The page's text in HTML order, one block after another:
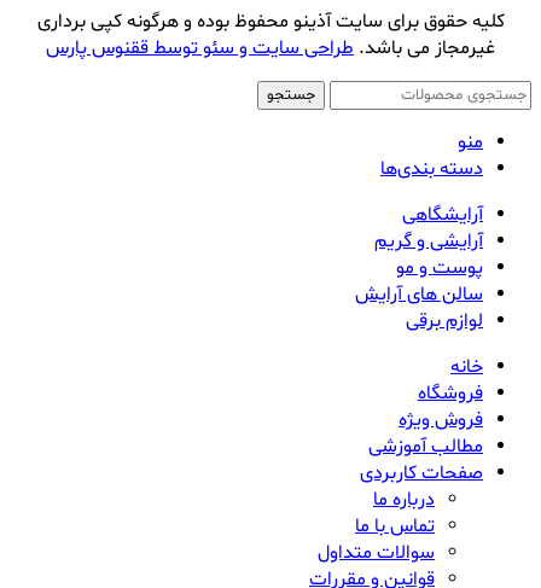
کلیه حقوق برای سایت آذینو محفوظ بوده و هرگونه کپی برداری
غیرمجاز می باشد. طراحی سایت و سئو توسط ققنوس پارس
جستجو
منو
دسته بندی‌ها
آرایشگاهی
آرایشی و گریم
پوست و مو
سالن های آرایش
لوازم برقی
خانه
فروشگاه
فروش ویژه
مطالب آموزشی
صفحات کاربردی
درباره ما
تماس با ما
سوالات متداول
قوانین و مقررات